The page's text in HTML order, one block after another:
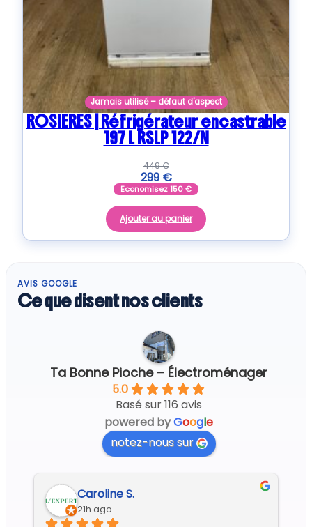
Jamais utilisé – défaut d'aspect
ROSIERES | Réfrigérateur encastrable
197 L RSLP 122/N
449€
299 €
Economisez150€
Ajouter au panier
AVIS GOOGLE
Ce que disent nos clients
Ta Bonne Pioche – Électroménager
5.0
Basé sur 116 avis
powered byGoogle
notez-nous sur
Regine G.
4 days ago